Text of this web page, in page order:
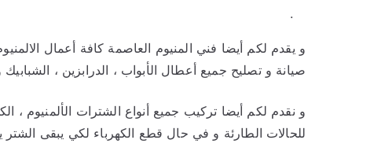
.
و يقدم لكم أيضا فني المنيوم العاصمة كافة أعمال
صيانة و تصليح جميع أعطال الأبواب ، الدرابزين ،
و نقدم لكم أيضا تركيب جميع أنواع الشترات الألمنيوم ،
للحالات الطارئة و في حال قطع الكهرباء لكي يبقى